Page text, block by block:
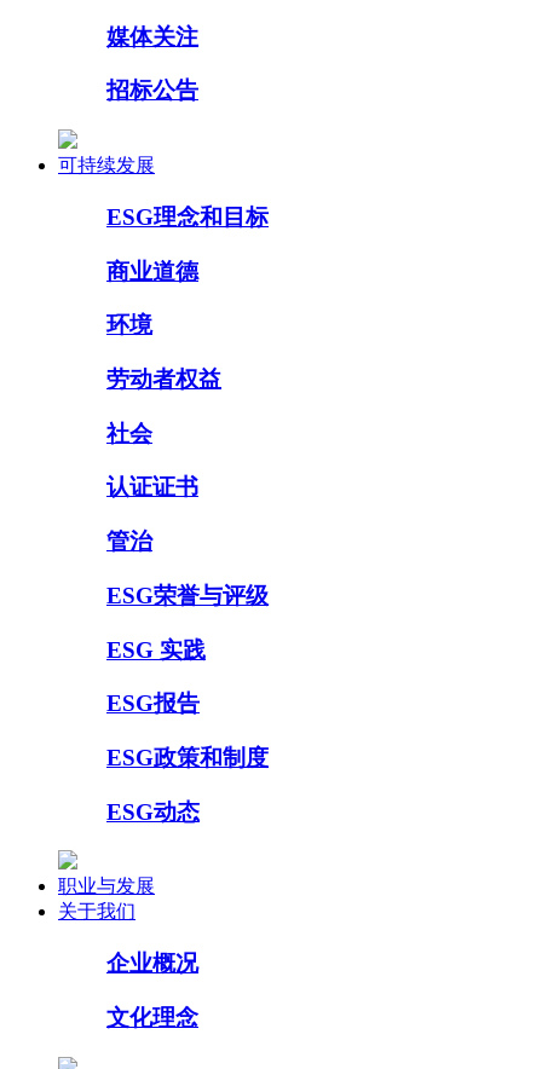
媒体关注
招标公告
可持续发展
ESG理念和目标
商业道德
环境
劳动者权益
社会
认证证书
管治
ESG荣誉与评级
ESG 实践
ESG报告
ESG政策和制度
ESG动态
职业与发展
关于我们
企业概况
文化理念